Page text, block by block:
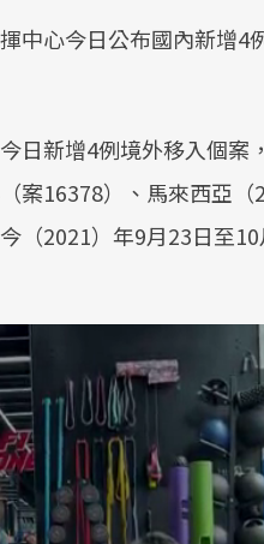
中心今日公布國內新增4
日新增4例境外移入個
案16378）、馬來西亞
（2021）年9月23日至